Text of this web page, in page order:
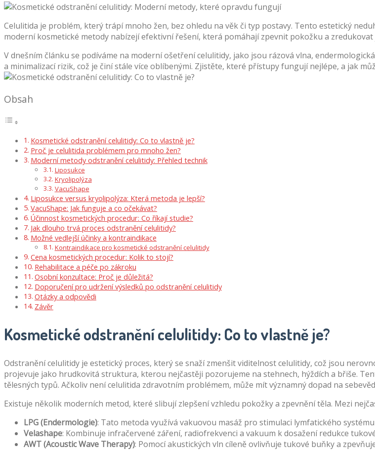
Celulitida je problém, který trápí mnoho žen, bez ohledu na věk či typ postavy. Tento estetický
moderní kosmetické metody nabízejí efektivní řešení, která pomáhají zpevnit pokožku a
V dnešním článku se podíváme na moderní ošetření celulitidy, jako jsou rázová vlna,
a minimalizací rizik, což je činí stále více oblíbenými. Zjistěte, které přístupy fungují nejlépe, a jak
Obsah
Kosmetické odstranění celulitidy: Co to vlastně je?
Proč je celulitida problémem pro mnoho žen?
Moderní metody odstranění celulitidy: Přehled technik
Liposukce
Kryolipolýza
VacuShape
Liposukce versus kryolipolýza: Která metoda je lepší?
VacuShape: Jak funguje a co očekávat?
Účinnost kosmetických procedur: Co říkají studie?
Jak dlouho trvá proces odstranění celulitidy?
Možné vedlejší účinky a kontraindikace
Kontraindikace pro kosmetické odstranění celulitidy
Cena kosmetických procedur: Kolik to stojí?
Rehabilitace a péče po zákroku
Osobní konzultace: Proč je důležitá?
Doporučení pro udržení výsledků po odstranění celulitidy
Otázky a odpovědi
Závěr
Kosmetické odstranění celulitidy: Co to vlastně je?
Odstranění celulitidy je estetický proces, který se snaží zmenšit viditelnost celulitidy, což jsou
projevuje jako hrudkovitá struktura, kterou nejčastěji pozorujeme na stehnech, hýždích a břiše.
tělesných typů. Ačkoliv není celulitida zdravotním problémem, může mít významný dopad na
Existuje několik moderních metod, které slibují zlepšení vzhledu pokožky a zpevnění těla. Mezi
LPG (Endermologie): Tato metoda využívá vakuovou masáž pro stimulaci lymfatického
Velashape: Kombinuje infračervené záření, radiofrekvenci a vakuum k dosažení redukce
AWT (Acoustic Wave Therapy): Pomocí akustických vln cíleně ovlivňuje tukové buňky a